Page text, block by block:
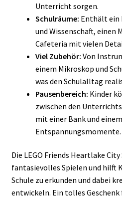
Unterricht sorgen.
Schulräume: Enthält ein
und Wissenschaft, einen
Cafeteria mit vielen
Viel Zubehör: Von
einem Mikroskop und
was den Schulalltag
Pausenbereich: Kinder
zwischen den
mit einer Bank und
Entspannungsmomente.
Die LEGO Friends Heartlake
fantasievolles Spielen und hilft
Schule zu erkunden und dabei
entwickeln. Ein tolles Geschenk